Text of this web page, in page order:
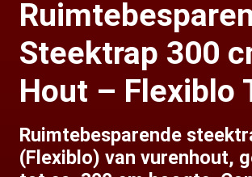
Steektrap 300
Hout – Flexiblo
Ruimtebesparende
(Flexiblo) van vurenhout,